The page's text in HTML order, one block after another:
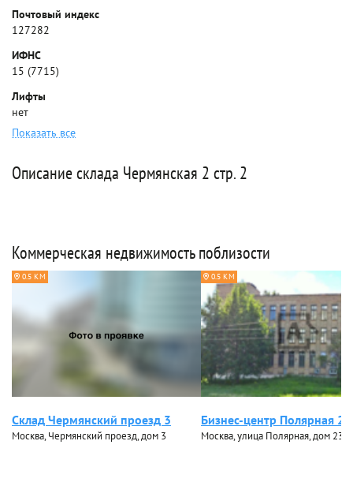
Почтовый индекс
127282
ИФНС
15 (7715)
Лифты
нет
Показать все
Описание склада Чермянская 2 стр. 2
Коммерческая недвижимость поблизости
0.5 КМ
Склад Чермянский проезд 3
Москва, Чермянский проезд, дом 3
0.5 КМ
Бизнес-центр Полярная 23
Москва, улица Полярная, дом 23,